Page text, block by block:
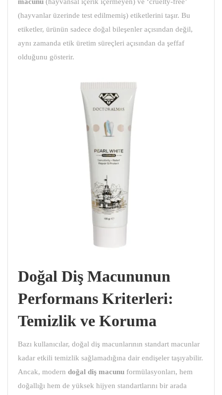
macunu (hayvansal içerik içermeyen) ve ‘cruelty-free’
(hayvanlar üzerinde test edilmemiş) etiketlerini taşır. Bu
etiketler, ürünün sadece doğal bileşenler açısından değil,
aynı zamanda etik üretim süreçleri açısından da şeffaf
olduğunu gösterir.
Doğal Diş Macununun
Performans Kriterleri:
Temizlik ve Koruma
Bazı kullanıcılar, doğal diş macunlarının standart macunlar
kadar etkili temizlik sağlamadığına dair endişeler taşıyabilir.
Ancak, modern doğal diş macunu formülasyonları, hem
doğallığı hem de yüksek hijyen standartlarını bir arada